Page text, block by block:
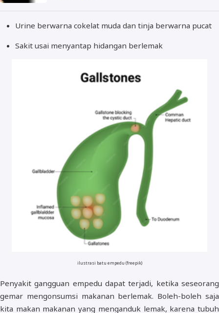
Urine berwarna cokelat muda dan tinja berwarna pucat
Sakit usai menyantap hidangan berlemak
ilustrasi batu empedu (freepik)
Penyakit gangguan empedu dapat terjadi, ketika seseorang
gemar mengonsumsi makanan berlemak. Boleh-boleh saja
kita makan makanan yang menganduk lemak, karena tubuh